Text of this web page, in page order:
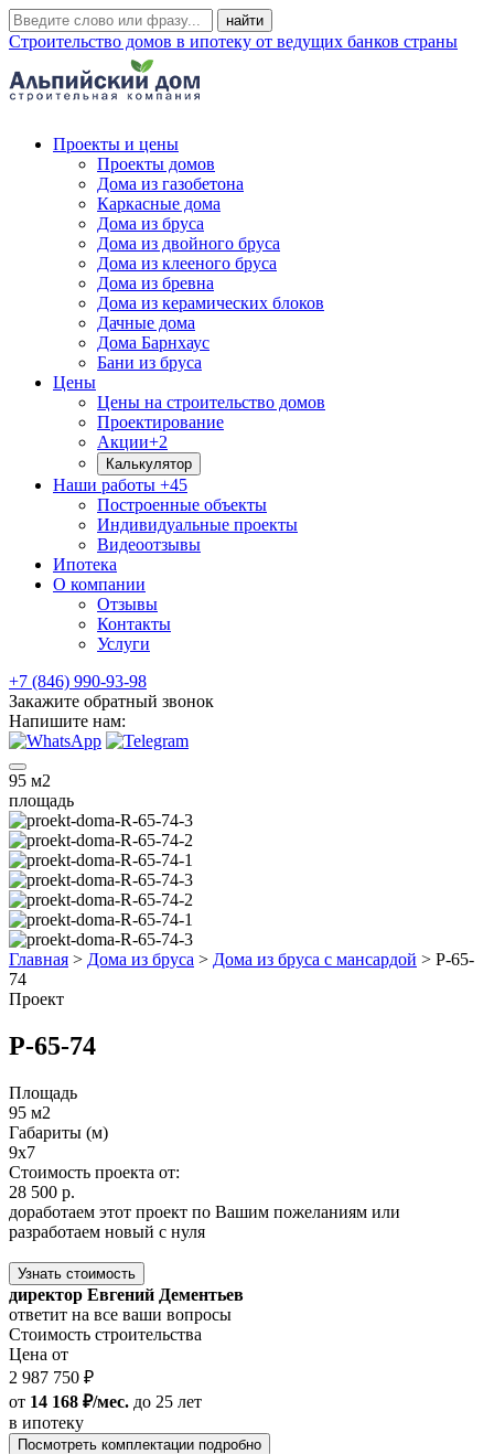
Строительство домов в ипотеку от ведущих банков страны
Проекты и цены
Проекты домов
Дома из газобетона
Каркасные дома
Дома из бруса
Дома из двойного бруса
Дома из клееного бруса
Дома из бревна
Дома из керамических блоков
Дачные дома
Дома Барнхаус
Бани из бруса
Цены
Цены на строительство домов
Проектирование
Акции+2
Калькулятор
Наши работы +45
Построенные объекты
Индивидуальные проекты
Видеоотзывы
Ипотека
О компании
Отзывы
Контакты
Услуги
+7 (846) 990-93-98
Закажите обратный звонок
Напишите нам:
95 м2
площадь
Главная > Дома из бруса > Дома из бруса с мансардой > Р-65-
74
Проект
Р-65-74
Площадь
95 м2
Габариты (м)
9x7
Стоимость проекта от:
28 500 р.
доработаем этот проект по Вашим пожеланиям или
разработаем новый с нуля
Узнать стоимость
директор Евгений Дементьев
ответит на все ваши вопросы
Стоимость строительства
Цена от
2 987 750 ₽
от 14 168 ₽/мес. до 25 лет
в ипотеку
Посмотреть комплектации подробно